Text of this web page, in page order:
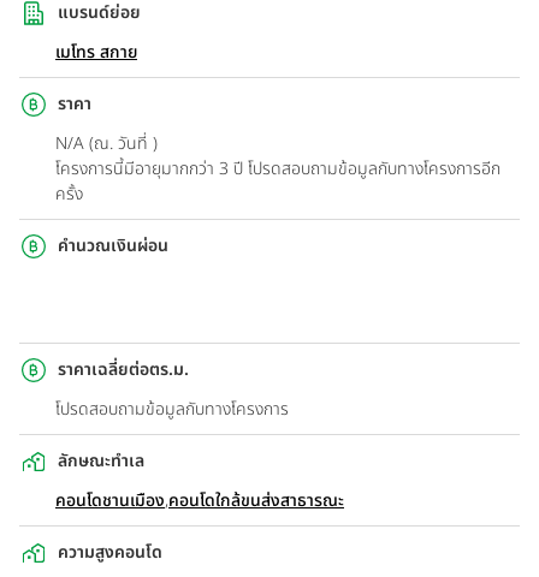
แบรนด์ย่อย
เมโทร สกาย
ราคา
N/A (ณ. วันที่ )
โครงการนี้มีอายุมากกว่า 3 ปี โปรดสอบถามข้อมูลกับทางโครงการอีก
ครั้ง
คำนวณเงินผ่อน
ราคาเฉลี่ยต่อตร.ม.
โปรดสอบถามข้อมูลกับทางโครงการ
ลักษณะทำเล
คอนโดชานเมือง,คอนโดใกล้ขนส่งสาธารณะ
ความสูงคอนโด